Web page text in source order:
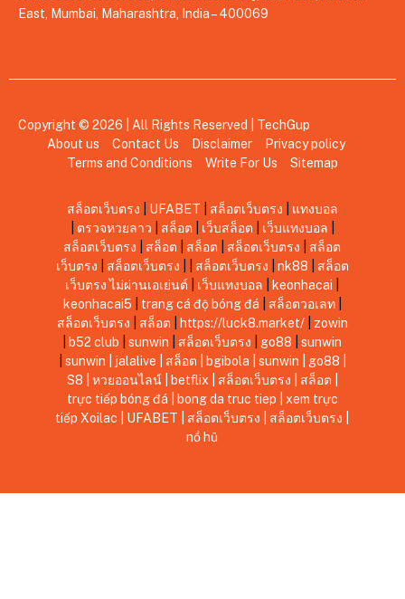
East, Mumbai, Maharashtra, India – 400069
Copyright © 2026 | All Rights Reserved | TechGup
About us
Contact Us Disclaimer
Privacy policy
Terms and Conditions
Write For Us Sitemap
สล็อตเว็บตรง UFABET สล็อตเว็บตรง
แทงบอล
ตรวจหวยลาว สล็อต เว็บสล็อต เว็บแทงบอล
สล็อตเว็บตรง
สล็อต สล็อต สล็อตเว็บตรง
สล็อต
เว็บตรง
สล็อตเว็บตรง สล็อตเว็บตรง nk88
สล็อต
เว็บตรง ไม่ผ่านเอเย่นต์
เว็บแทงบอล |keonhacai
keonhacai5
trang cá độ bóng đá สล็อตวอเลท|
สล็อตเว็บตรง
สล็อต https://luck8.market/| zowin
|b52 club |sunwin สล็อตเว็บตรง go88 |sunwin
sunwin jalalive สล็อต bgibola sunwin go88
S8
หวยออนไลน์| betflix สล็อตเว็บตรง สล็อต
trực tiếp bóng đá
bong da truc tiep
xem trực
tiếp Xoilac
UFABET สล็อตเว็บตรง สล็อตเว็บตรง
nổ hũ